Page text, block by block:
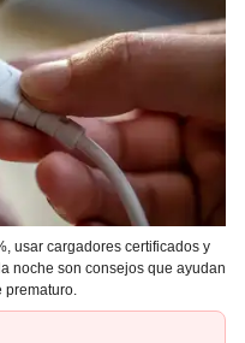
usar cargadores certificados y
noche son consejos que ayudan
prematuro.